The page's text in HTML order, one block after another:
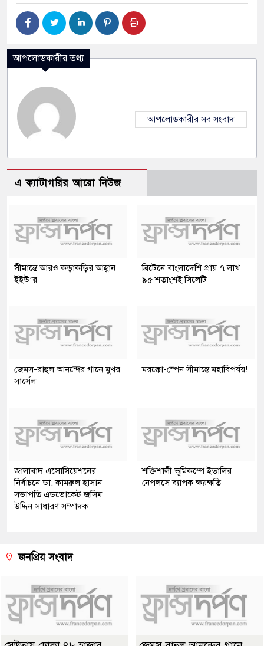
আপলোডকারীর তথ্য
আপলোডকারীর সব সংবাদ
এ ক্যাটাগরির আরো নিউজ
সীমান্তে আরও কড়াকড়ির আহ্বান
ইইউ’র
ব্রিটেনে বাংলাদেশি প্রায় ৭ লাখ
৯৫ শতাংশই সিলেটি
জেমস-রাহুল আনন্দের গানে মুখর
সার্সেল
মরক্কো-স্পেন সীমান্তে মহাবিপর্যয়!
জালাবাদ এসোসিয়েশনের
নির্বাচনে ডা: কামরুল হাসান
সভাপতি এডভোকেট জসিম
উদ্দিন সাধারণ সম্পাদক
শক্তিশালী ভূমিকম্পে ইতালির
নেপলসে ব্যাপক ক্ষয়ক্ষতি
জনপ্রিয় সংবাদ